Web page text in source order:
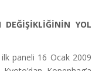
YOL
ilk paneli 16 Ocak 2009